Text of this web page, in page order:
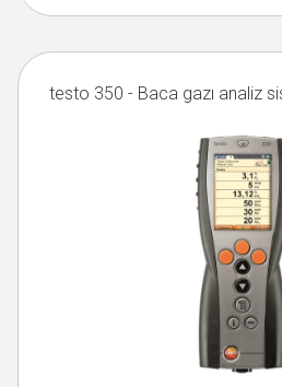
testo 350 - Baca gazı analiz